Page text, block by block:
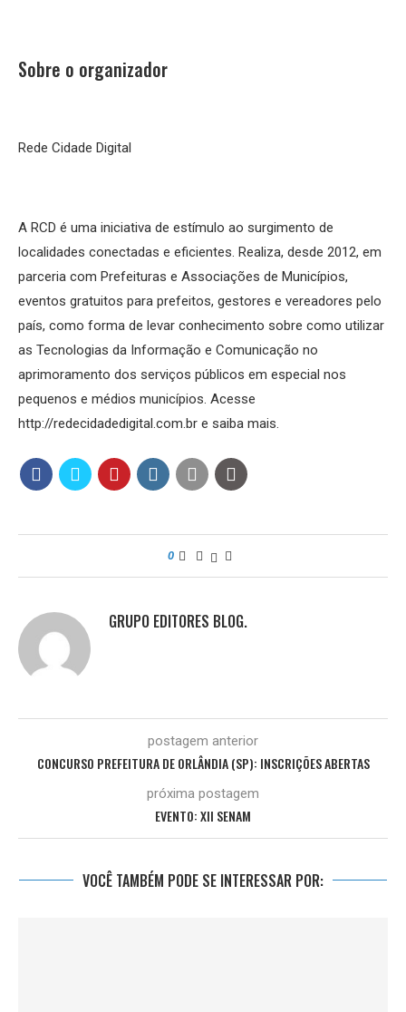
Sobre o organizador
Rede Cidade Digital
A RCD é uma iniciativa de estímulo ao surgimento de
localidades conectadas e eficientes. Realiza, desde 2012, em
parceria com Prefeituras e Associações de Municípios,
eventos gratuitos para prefeitos, gestores e vereadores pelo
país, como forma de levar conhecimento sobre como utilizar
as Tecnologias da Informação e Comunicação no
aprimoramento dos serviços públicos em especial nos
pequenos e médios municípios. Acesse
http://redecidadedigital.com.br e saiba mais.
0
GRUPO EDITORES BLOG.
postagem anterior
CONCURSO PREFEITURA DE ORLÂNDIA (SP): INSCRIÇÕES ABERTAS
próxima postagem
EVENTO: XII SENAM
VOCÊ TAMBÉM PODE SE INTERESSAR POR: